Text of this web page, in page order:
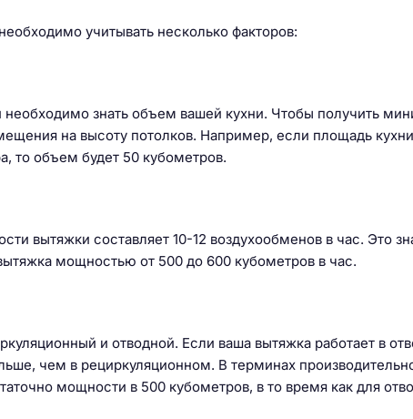
учитывать несколько факторов:
знать объем вашей кухни. Чтобы получить
на высоту потолков. Например, если площадь
то объем будет 50 кубометров.
вытяжки составляет 10-12 воздухообменов в час. Это
мощностью от 500 до 600 кубометров в час.
и отводной. Если ваша вытяжка работает в
чем в рециркуляционном. В терминах
мощности в 500 кубометров, в то время как для